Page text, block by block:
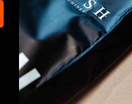
hand te hebben.